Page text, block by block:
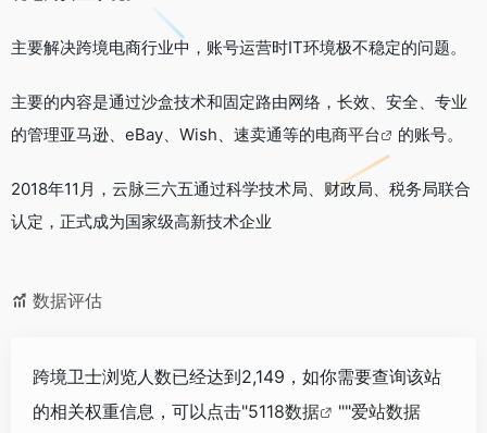
主要解决跨境电商行业中，账号运营时IT环境极不稳定的问题。
主要的内容是通过沙盒技术和固定路由网络，长效、安全、专业
的管理亚马逊、eBay、Wish、速卖通等的电商平台 的账号。
2018年11月，云脉三六五通过科学技术局、财政局、税务局联合
认定，正式成为国家级高新技术企业
数据评估
跨境卫士浏览人数已经达到2,149，如你需要查询该站
的相关权重信息，可以点击"5118数据 ""爱站数据